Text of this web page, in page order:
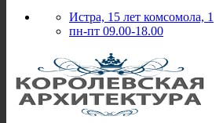
Истра, 15 лет комсомола, 1
пн-пт 09.00-18.00